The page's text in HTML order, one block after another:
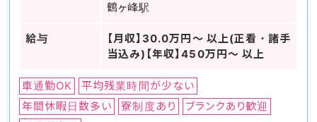
鶴ヶ峰駅
給与
【月収】30.0万円～ 以上(正看・諸手
当込み)【年収】450万円～ 以上
車通勤OK
平均残業時間が少ない
年間休暇日数多い
寮制度あり
ブランクあり歓迎